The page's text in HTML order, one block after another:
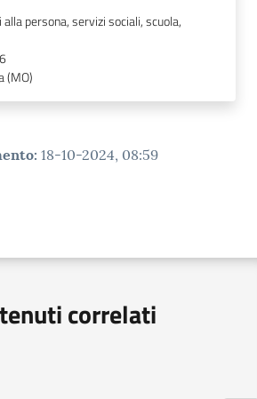
persona, servizi sociali, scuola,
(MO)
: 18-10-2024, 08:59
correlati